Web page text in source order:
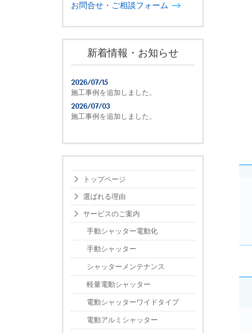
お問合せ・ご相談フォーム
新着情報・お知らせ
2026/07/15
施工事例を追加しました。
2026/07/03
施工事例を追加しました。
トップページ
選ばれる理由
サービスのご案内
手動シャッター電動化
手動シャッター
シャッターメンテナンス
軽量電動シャッター
電動シャッターワイドタイプ
電動アルミシャッター